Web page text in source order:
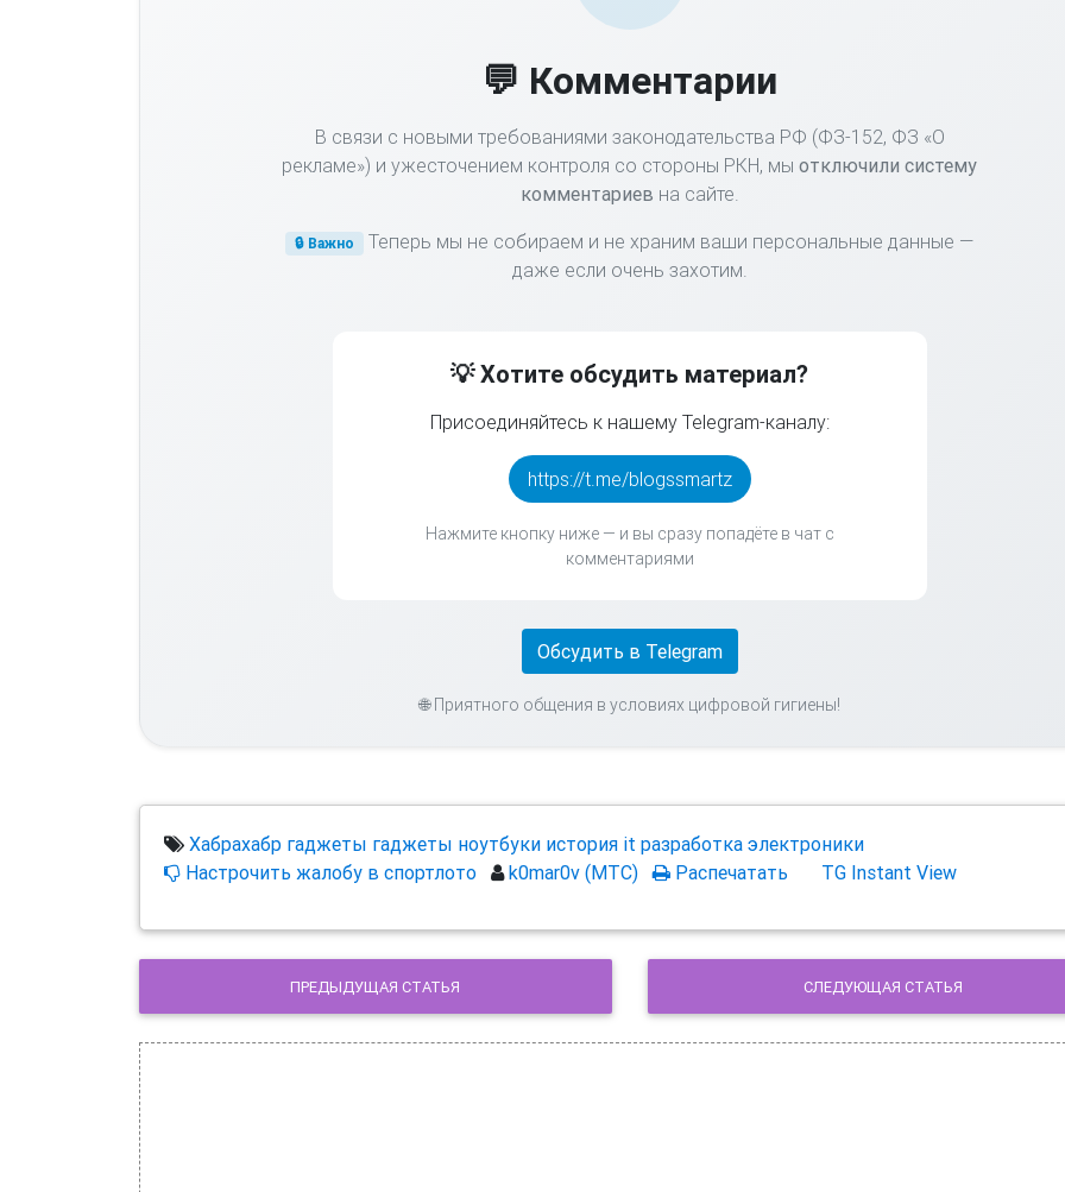
💬 Комментарии
В связи с новыми требованиями законодательства РФ (ФЗ-152, ФЗ «О
рекламе») и ужесточением контроля со стороны РКН, мы отключили систему
комментариев на сайте.
🔒 Важно
Теперь мы не собираем и не храним ваши персональные данные —
даже если очень захотим.
💡 Хотите обсудить материал?
Присоединяйтесь к нашему Telegram-каналу:
https://t.me/blogssmartz
Нажмите кнопку ниже — и вы сразу попадёте в чат с
комментариями
Обсудить в Telegram
🌐 Приятного общения в условиях цифровой гигиены!
Хабрахабр гаджеты гаджеты ноутбуки история it разработка электроники
Настрочить жалобу в спортлото
k0mar0v (МТС) Распечатать TG Instant View
ПРЕДЫДУЩАЯ СТАТЬЯ СЛЕДУЮЩАЯ СТАТЬЯ